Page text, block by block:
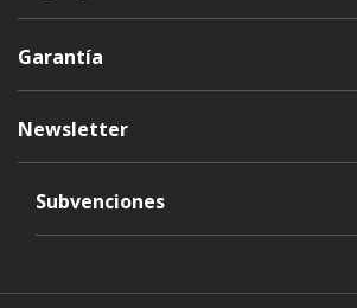
Garantía
Newsletter
Subvenciones